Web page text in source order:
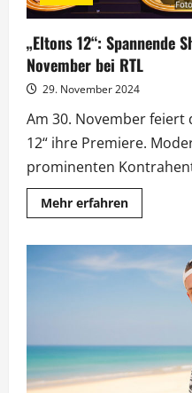
„Eltons 12“: Spannende
November bei RTL
29. November 2024
Am 30. November feiert
12“ ihre Premiere.
prominenten
Mehr erfahrenMehr